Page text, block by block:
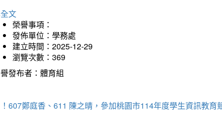
文
榮譽事項：
發佈單位：學務處
建立時間：2025-12-29
瀏覽次數：369
發布者：體育組
607鄭庭香、611 陳之晴，參加桃園市114年度學生資訊教育